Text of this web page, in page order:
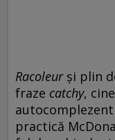
Racoleur și plin
fraze catchy,
practică